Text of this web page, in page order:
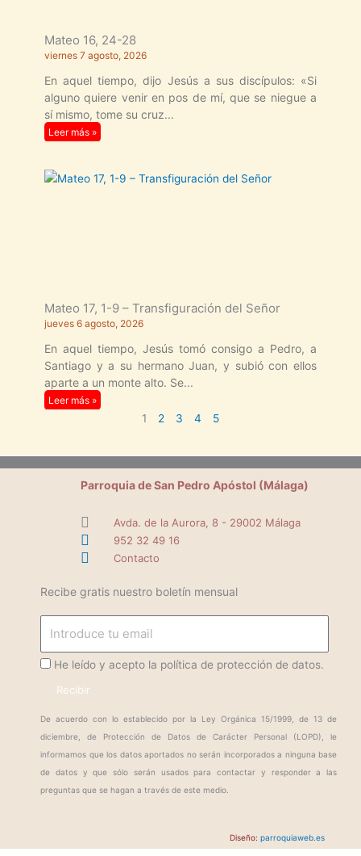
Mateo 16, 24-28
viernes 7 agosto, 2026
En aquel tiempo, dijo Jesús a sus discípulos: «Si
alguno quiere venir en pos de mí, que se niegue a
sí mismo, tome su cruz
Leer más »
Mateo 17, 1-9 – Transfiguración del Señor
jueves 6 agosto, 2026
En aquel tiempo, Jesús tomó consigo a Pedro, a
Santiago y a su hermano Juan, y subió con ellos
aparte a un monte alto. Se
Leer más »
1 2 3 4 5
Parroquia de San Pedro Apóstol (Málaga)
Avda. de la Aurora, 8 - 29002 Málaga
952 32 49 16
Contacto
Recibe gratis nuestro boletín mensual
ProteccionDatos
He leído y acepto la política de protección de datos.
Recibir
De acuerdo con lo establecido por la Ley Orgánica 15/1999, de 13 de
diciembre, de Protección de Datos de Carácter Personal (LOPD), le
informamos que los datos aportados no serán incorporados a ninguna base
de datos y que sólo serán usados para contactar y responder a las
preguntas que se hagan a través de este medio.
Diseño: parroquiaweb.es